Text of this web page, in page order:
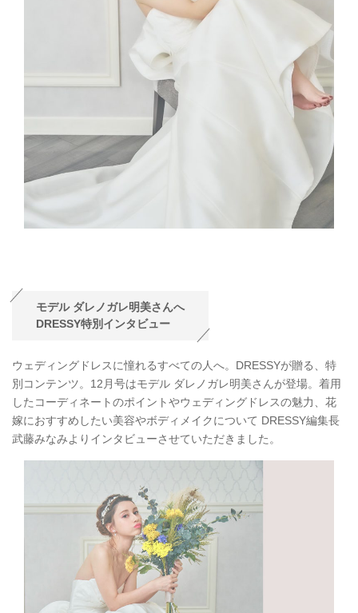
モデル ダレノガレ明美さんへ
DRESSY特別インタビュー
ウェディングドレスに憧れるすべての人へ。DRESSYが贈る、特
別コンテンツ。12月号はモデル ダレノガレ明美さんが登場。着用
したコーディネートのポイントやウェディングドレスの魅力、花
嫁におすすめしたい美容やボディメイクについて DRESSY編集長
武藤みなみよりインタビューさせていただきました。